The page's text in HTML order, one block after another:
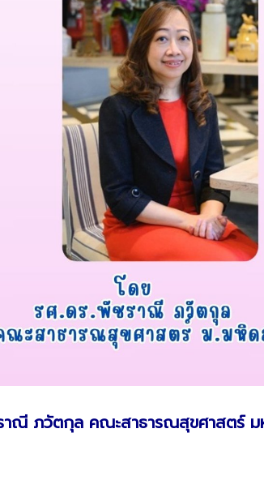
าณี ภวัตกุล คณะสาธารณสุขศาสตร์ ม